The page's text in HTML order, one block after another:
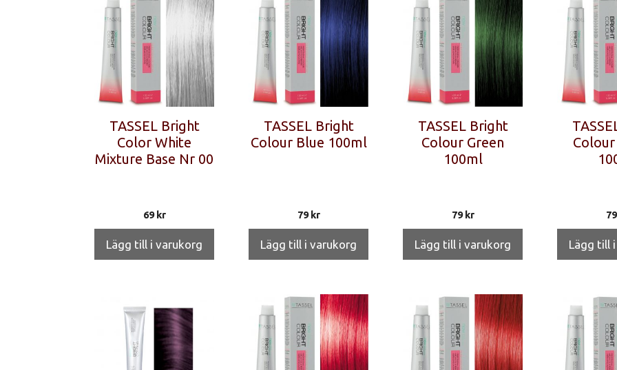
TASSEL Bright
Color White
Mixture Base Nr 00
69kr
Lägg till i varukorg
TASSEL Bright
Colour Blue 100ml
79kr
Lägg till i varukorg
TASSEL Bright
Colour Green
100ml
79kr
Lägg till i varukorg
79
Lägg till